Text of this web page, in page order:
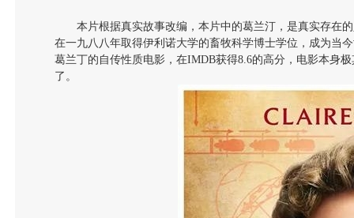
本片根据真实故事改编，本片中的葛兰汀，是真实存在
在一九八八年取得伊利诺大学的畜牧科学博士学位，成为当
葛兰丁的自传性质电影，在IMDB获得8.6的高分，电影本身
了。